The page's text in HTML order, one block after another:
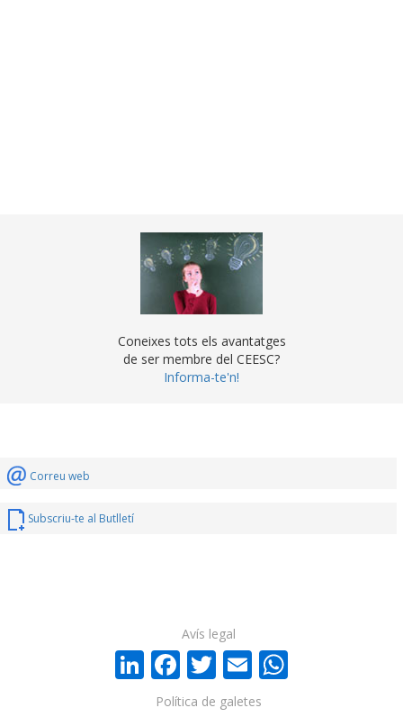
Coneixes tots els avantatges
de ser membre del CEESC?
Informa-te'n!
Correu web
Subscriu-te al Butlletí
LinkedIn
Facebook
Twitter
Email
Política de galetes
Avís legal